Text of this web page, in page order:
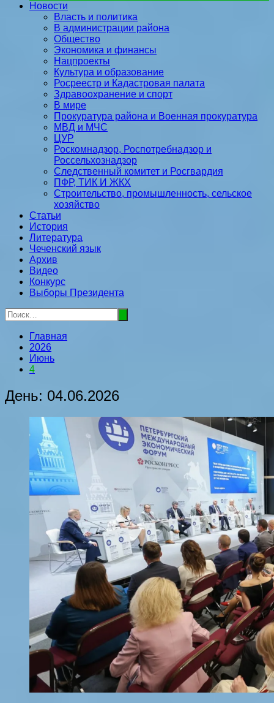
Новости
Власть и политика
В администрации района
Общество
Экономика и финансы
Нацпроекты
Культура и образование
Росреестр и Кадастровая палата
Здравоохранение и спорт
В мире
Прокуратура района и Военная прокуратура
МВД и МЧС
ЦУР
Роскомнадзор, Роспотребнадзор и
Россельхознадзор
Следственный комитет и Росгвардия
ПФР, ТИК И ЖКХ
Строительство, промышленность, сельское
хозяйство
Статьи
История
Литература
Чеченский язык
Архив
Видео
Конкурс
Выборы Президента
Главная
2026
Июнь
4
День: 04.06.2026